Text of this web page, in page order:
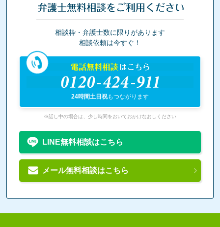
弁護士無料相談をご利用ください
相談枠・弁護士数に限りがあります
相談依頼は今すぐ！
電話無料相談はこちら
0120-424-911
24時間土日祝もつながります
※話し中の場合は、少し時間をおいておかけなおしください
LINE無料相談はこちら
メール無料相談はこちら